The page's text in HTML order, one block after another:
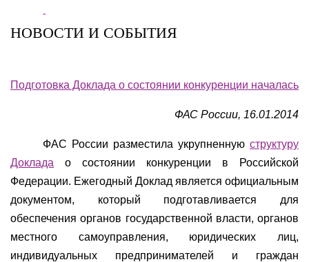
НОВОСТИ И СОБЫТИЯ
Подготовка Доклада о состоянии конкуренции началась
ФАС России, 16.01.2014
ФАС России разместила укрупненную структуру
Доклада о состоянии конкуренции в Российской
Федерации. Ежегодный Доклад является официальным
документом, который подготавливается для
обеспечения органов государственной власти, органов
местного самоуправления, юридических лиц,
индивидуальных предпринимателей и граждан